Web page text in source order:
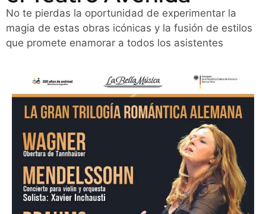
No te pierdas la oportunidad de experimentar la
magia de estas obras icónicas y la fusión de estilos
que promete enamorar a todos los asistentes